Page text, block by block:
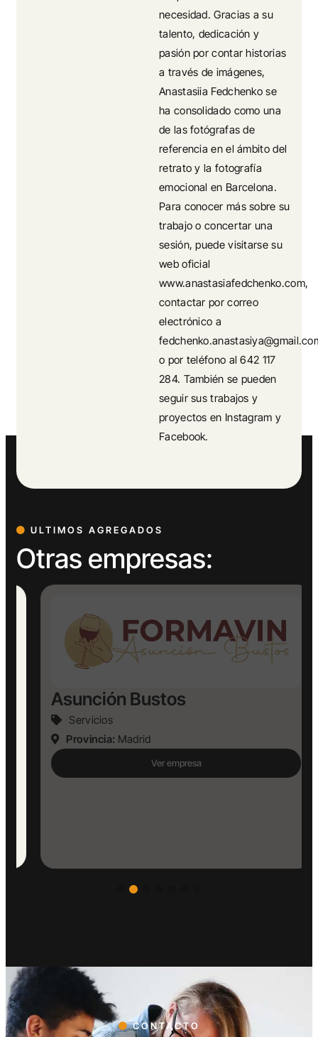
necesidad. Gracias a su
talento, dedicación y
pasión por contar historias
a través de imágenes,
Anastasiia Fedchenko se
ha consolidado como una
de las fotógrafas de
referencia en el ámbito del
retrato y la fotografía
emocional en Barcelona.
Para conocer más sobre su
trabajo o concertar una
sesión, puede visitarse su
web oficial
www.anastasiafedchenko.com,
contactar por correo
electrónico a
o por teléfono al 642 117
284. También se pueden
seguir sus trabajos y
proyectos en Instagram y
Facebook.
ULTIMOS AGREGADOS
Otras empresas:
Asunción Bustos
Servicios
Provincia:Madrid
Ver empresa
CONTACTO